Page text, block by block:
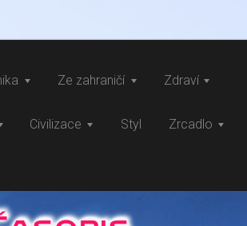
Ze zahraničí Zdraví
Civilizace Styl Zrcadlo